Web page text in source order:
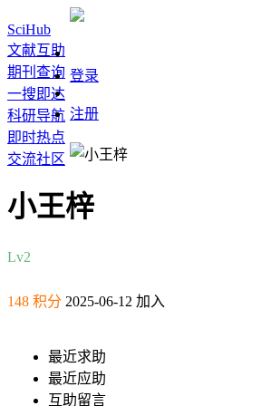
SciHub
文献互助
期刊查询
一搜即达
科研导航
即时热点
交流社区
登录
注册
小王梓
Lv2
148 积分 2025-06-12 加入
最近求助
最近应助
互助留言